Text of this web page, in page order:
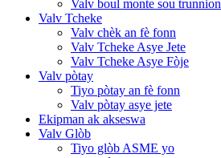
Valv boul monte sou trunnion
Valv Tcheke
Valv chèk an fè fonn
Valv Tcheke Asye Jete
Valv Tcheke Asye Fòje
Valv pòtay
Tiyo pòtay an fè fonn
Valv pòtay asye jete
Ekipman ak akseswa
Valv Glòb
Tiyo glòb ASME yo